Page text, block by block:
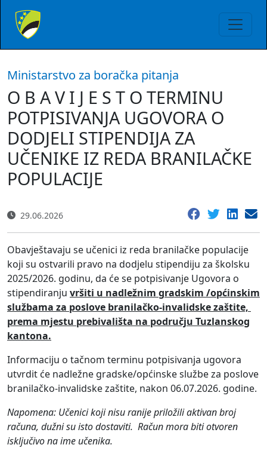
Ministarstvo za boračka pitanja
O B A V I J E S T O TERMINU
POTPISIVANJA UGOVORA O
DODJELI STIPENDIJA ZA
UČENIKE IZ REDA BRANILAČKE
POPULACIJE
29.06.2026
Obavještavaju se učenici iz reda branilačke populacije
koji su ostvarili pravo na dodjelu stipendiju za školsku
2025/2026. godinu, da će se potpisivanje Ugovora o
stipendiranju vršiti u nadležnim gradskim /općinskim
službama za poslove branilačko-invalidske zaštite,
prema mjestu prebivališta na području Tuzlanskog
kantona.
Informaciju o tačnom terminu potpisivanja ugovora
utvrdit će nadležne gradske/općinske službe za poslove
branilačko-invalidske zaštite, nakon 06.07.2026. godine.
Napomena: Učenici koji nisu ranije priložili aktivan broj
računa, dužni su isto dostaviti. Račun mora biti otvoren
isključivo na ime učenika.